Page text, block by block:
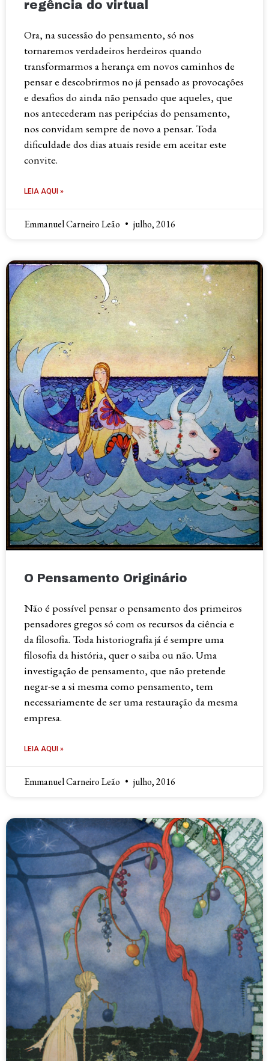
regência do virtual
Ora, na sucessão do pensamento, só nos
tornaremos verdadeiros herdeiros quando
transformarmos a herança em novos caminhos de
pensar e descobrirmos no já pensado as provocações
e desafios do ainda não pensado que aqueles, que
nos antecederam nas peripécias do pensamento,
nos convidam sempre de novo a pensar. Toda
dificuldade dos dias atuais reside em aceitar este
convite.
LEIA AQUI »
Emmanuel Carneiro Leão julho, 2016
O Pensamento Originário
Não é possível pensar o pensamento dos primeiros
pensadores gregos só com os recursos da ciência e
da filosofia. Toda historiografia já é sempre uma
filosofia da história, quer o saiba ou não. Uma
investigação de pensamento, que não pretende
negar-se a si mesma como pensamento, tem
necessariamente de ser uma restauração da mesma
empresa.
LEIA AQUI »
Emmanuel Carneiro Leão julho, 2016